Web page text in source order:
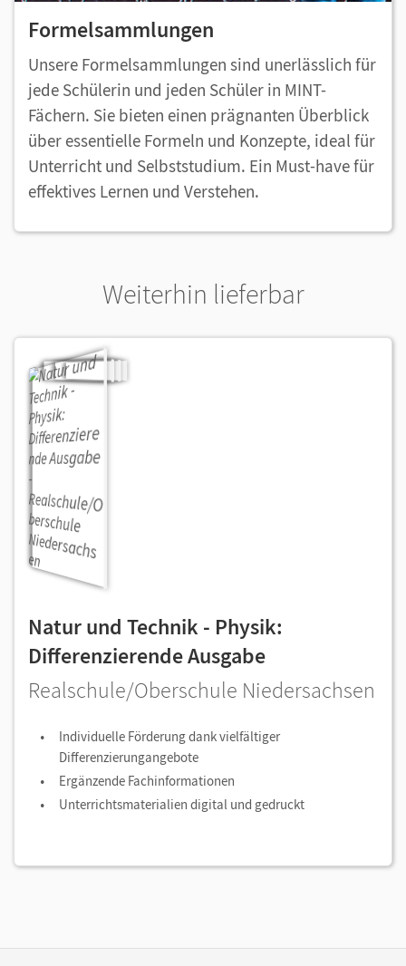
Formelsammlungen
Unsere Formelsammlungen sind unerlässlich für
jede Schülerin und jeden Schüler in MINT-
Fächern. Sie bieten einen prägnanten Überblick
über essentielle Formeln und Konzepte, ideal für
Unterricht und Selbststudium. Ein Must-have für
effektives Lernen und Verstehen.
Weiterhin lieferbar
Natur und Technik - Physik:
Differenzierende Ausgabe
Realschule/Oberschule Niedersachsen
Individuelle Förderung dank vielfältiger
Differenzierungangebote
Ergänzende Fachinformationen
Unterrichtsmaterialien digital und gedruckt